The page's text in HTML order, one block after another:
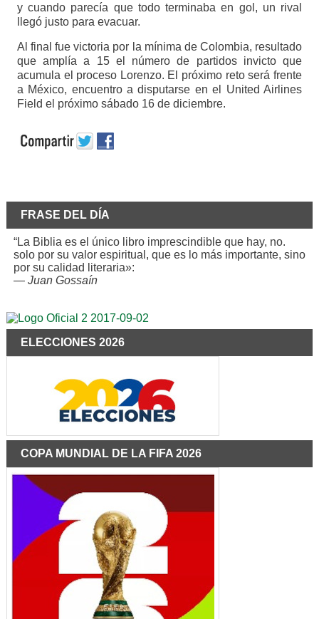
y cuando parecía que todo terminaba en gol, un rival
llegó justo para evacuar.
Al final fue victoria por la mínima de Colombia, resultado
que amplía a 15 el número de partidos invicto que
acumula el proceso Lorenzo. El próximo reto será frente
a México, encuentro a disputarse en el United Airlines
Field el próximo sábado 16 de diciembre.
FRASE DEL DÍA
“La Biblia es el único libro imprescindible que hay, no.
solo por su valor espiritual, que es lo más importante, sino
por su calidad literaria»:
— Juan Gossaín
ELECCIONES 2026
COPA MUNDIAL DE LA FIFA 2026